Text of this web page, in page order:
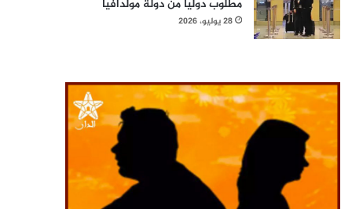
مطلوب دوليا من دولة مولدافيا
28 يوليو، 2026